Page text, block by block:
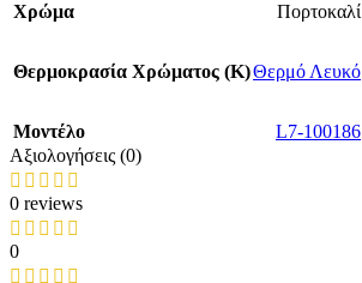
Χρώμα Πορτοκαλί
Θερμοκρασία Χρώματος (Κ)Θερμό Λευκό
Mοντέλο
L7-100186
Αξιολογήσεις (0)
0 reviews
0